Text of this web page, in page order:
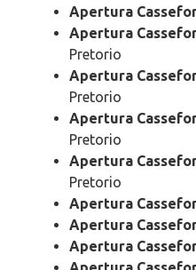
Apertura
Apertura
Pretorio
Apertura
Pretorio
Apertura
Pretorio
Apertura
Pretorio
Apertura
Apertura
Apertura